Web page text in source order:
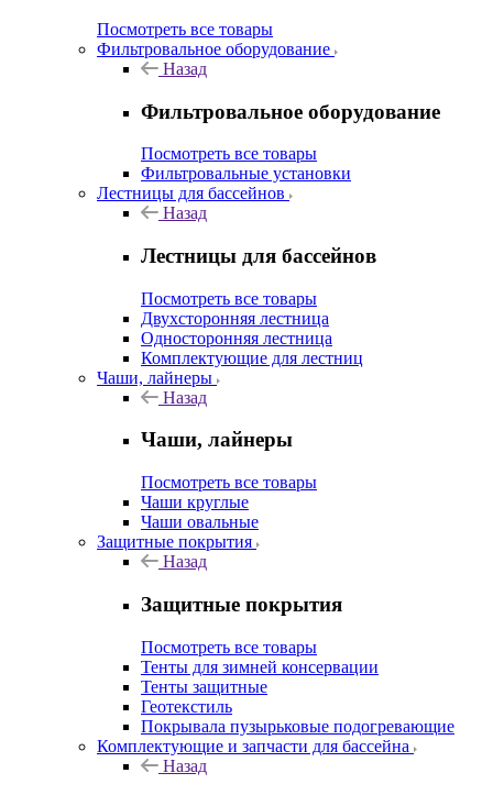
Посмотреть все товары
Фильтровальное оборудование
Назад
Фильтровальное оборудование
Посмотреть все товары
Фильтровальные установки
Лестницы для бассейнов
Назад
Лестницы для бассейнов
Посмотреть все товары
Двухсторонняя лестница
Односторонняя лестница
Комплектующие для лестниц
Чаши, лайнеры
Назад
Чаши, лайнеры
Посмотреть все товары
Чаши круглые
Чаши овальные
Защитные покрытия
Назад
Защитные покрытия
Посмотреть все товары
Тенты для зимней консервации
Тенты защитные
Геотекстиль
Покрывала пузырьковые подогревающие
Комплектующие и запчасти для бассейна
Назад